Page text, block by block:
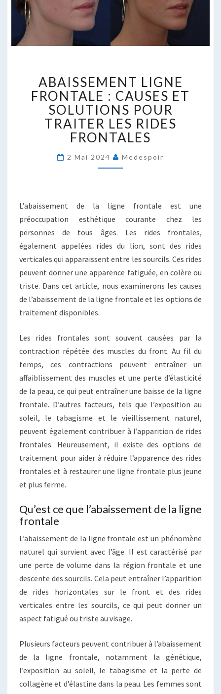
LIGNE
FRONTALE
:
CAUSES
ET
SOLUTIONS
TRAITER
LES
ABAISSEMENT LIGNE
FRONTALE : CAUSES ET
SOLUTIONS POUR
TRAITER LES RIDES
FRONTALES
2 Mai 2024 Medespoir
L’abaissement de la ligne frontale est une
préoccupation esthétique courante chez les
personnes de tous âges. Les rides frontales,
également appelées rides du lion, sont des rides
verticales qui apparaissent entre les sourcils. Ces rides
peuvent donner une apparence fatiguée, en colère ou
triste. Dans cet article, nous examinerons les causes
de l’abaissement de la ligne frontale et les options de
traitement disponibles.
Les rides frontales sont souvent causées par la
contraction répétée des muscles du front. Au fil du
temps, ces contractions peuvent entraîner un
affaiblissement des muscles et une perte d’élasticité
de la peau, ce qui peut entraîner une baisse de la ligne
frontale. D’autres facteurs, tels que l’exposition au
soleil, le tabagisme et le vieillissement naturel,
peuvent également contribuer à l’apparition de rides
frontales. Heureusement, il existe des options de
traitement pour aider à réduire l’apparence des rides
frontales et à restaurer une ligne frontale plus jeune
et plus ferme.
Qu’est ce que l’abaissement de la ligne
frontale
L’abaissement de la ligne frontale est un phénomène
naturel qui survient avec l’âge. Il est caractérisé par
une perte de volume dans la région frontale et une
descente des sourcils. Cela peut entraîner l’apparition
de rides horizontales sur le front et des rides
verticales entre les sourcils, ce qui peut donner un
aspect fatigué ou triste au visage.
Plusieurs facteurs peuvent contribuer à l’abaissement
de la ligne frontale, notamment la génétique,
l’exposition au soleil, le tabagisme et la perte de
collagène et d’élastine dans la peau. Les femmes sont